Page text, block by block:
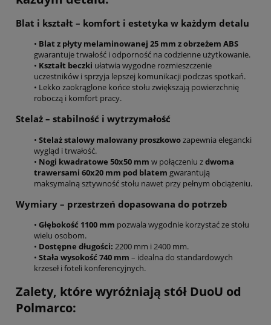
Blat i kształt – komfort i estetyka w każdym detalu
• Blat z płyty melaminowanej 25 mm z obrzeżem ABS
gwarantuje trwałość i odporność na codzienne użytkowanie.
• Kształt beczki ułatwia wygodne rozmieszczenie
uczestników i sprzyja lepszej komunikacji podczas spotkań.
• Lekko zaokrąglone końce stołu zwiększają powierzchnię
roboczą i komfort pracy.
Stelaż – stabilność i wytrzymałość
• Stelaż stalowy malowany proszkowozapewnia elegancki
wygląd i trwałość.
• Nogi kwadratowe 50x50 mm w połączeniu zdwoma
trawersami 60x20 mm pod blatem gwarantują
maksymalną sztywność stołu nawet przy pełnym obciążeniu.
Wymiary – przestrzeń dopasowana do potrzeb
• Głębokość 1100 mm pozwala wygodnie korzystać ze stołu
wielu osobom.
• Dostępne długości: 2200 mm i 2400 mm.
• Stała wysokość 740 mm – idealna do standardowych
krzeseł i foteli konferencyjnych.
Zalety, które wyróżniają stół DuoU od
Polmarco: